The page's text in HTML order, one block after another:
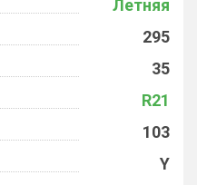
Летняя
295
35
R21
103
Y